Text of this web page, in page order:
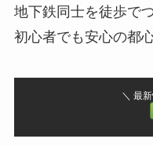
地下鉄同士を徒歩でつ
初心者でも安心の都
＼ 最